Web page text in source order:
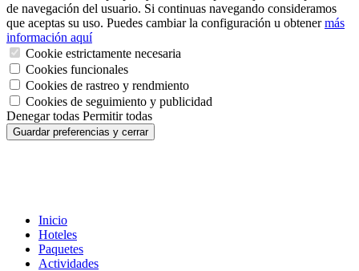
de navegación del usuario. Si continuas navegando consideramos
que aceptas su uso. Puedes cambiar la configuración u obtenermás
información aquí
Cookie estrictamente necesaria
Cookies funcionales
Cookies de rastreo y rendmiento
Cookies de seguimiento y publicidad
Denegar todas Permitir todas
Guardar preferencias y cerrar
Inicio
Hoteles
Paquetes
Actividades